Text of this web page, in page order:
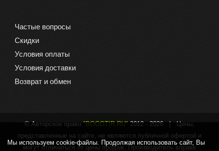
Частые вопросы
Скидки
Условия оплаты
Условия доставки
Возврат и обмен
© Авторское право "BOGOTIR.RU" 2012 - 2026 | Цены,
представленные на сайте, не являются публичной офертой и
могут отличаться от цены продаж. Производитель вправе
Мы используем cookie-файлы. Продолжая использовать сайт, Вы